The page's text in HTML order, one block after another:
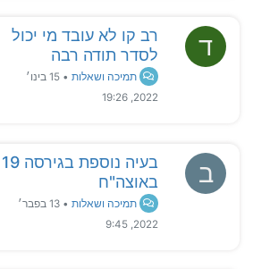
ד
רב קו לא עובד מי יכול
לסדר תודה רבה
תמיכה ושאלות •
15 בינו׳
2022, 19:26
ב
בעיה נוספת בגירסה 19
באוצה"ח
תמיכה ושאלות •
13 בפבר׳
2022, 9:45